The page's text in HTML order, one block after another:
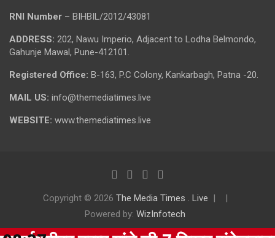
RNI Number – BIHBIL/2012/43081
ADDRESS: 202, Nawu Imperio, Adjacent to Lodha Belmondo,
Gahunje Mawal, Pune-412101.
Registered Office: B-163, P.C Colony, Kankarbagh, Patna -20.
MAIL US: info@themediatimes.live
WEBSITE: www.themediatimes.live
Copyright © 2026 The Media Times . Live
Powered by: WizInfotech